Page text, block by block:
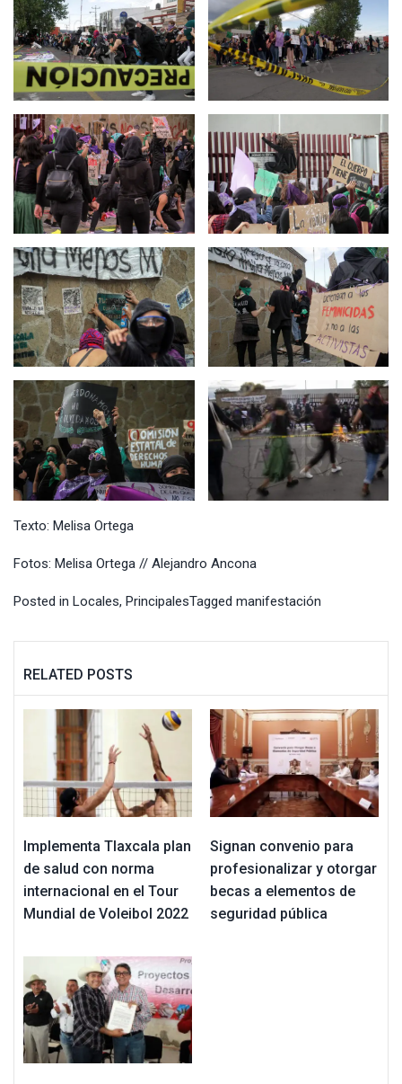
Texto: Melisa Ortega
Fotos: Melisa Ortega // Alejandro Ancona
Posted in Locales, PrincipalesTagged manifestación
RELATED POSTS
Implementa Tlaxcala plan
de salud con norma
internacional en el Tour
Mundial de Voleibol 2022
Signan convenio para
profesionalizar y otorgar
becas a elementos de
seguridad pública